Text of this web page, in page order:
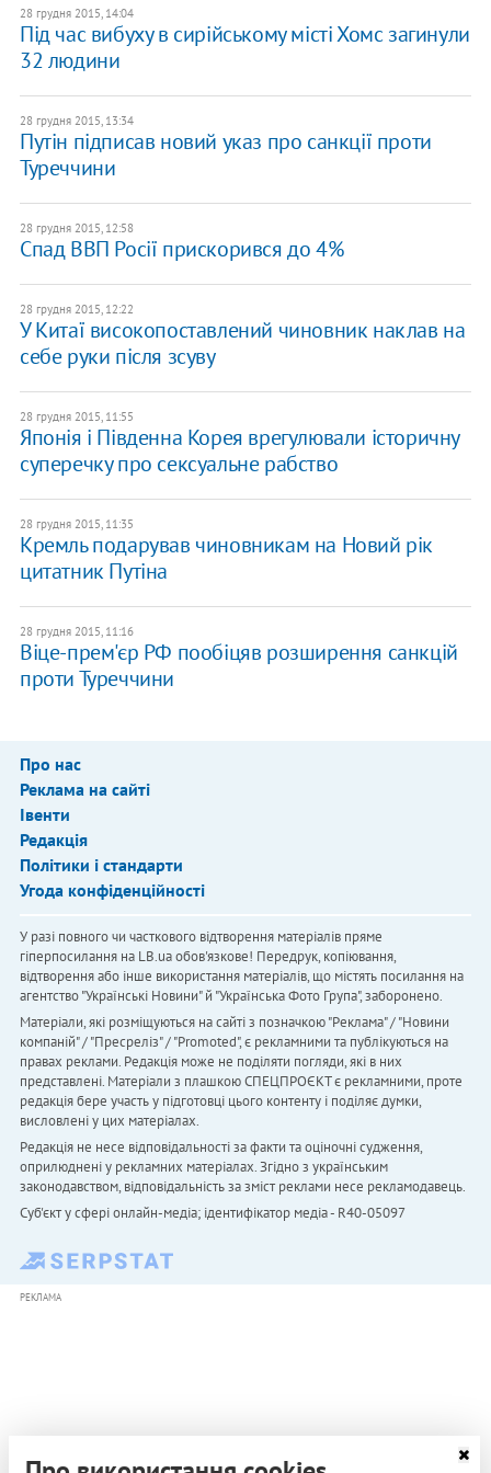
28 грудня 2015, 14:04
Під час вибуху в сирійському місті Хомс загинули
32 людини
28 грудня 2015, 13:34
Путін підписав новий указ про санкції проти
Туреччини
28 грудня 2015, 12:58
Спад ВВП Росії прискорився до 4%
28 грудня 2015, 12:22
У Китаї високопоставлений чиновник наклав на
себе руки після зсуву
28 грудня 2015, 11:55
Японія і Південна Корея врегулювали історичну
суперечку про сексуальне рабство
28 грудня 2015, 11:35
Кремль подарував чиновникам на Новий рік
цитатник Путіна
28 грудня 2015, 11:16
Віце-прем'єр РФ пообіцяв розширення санкцій
проти Туреччини
Про нас
Реклама на сайті
Івенти
Редакція
Політики і стандарти
Угода конфіденційності
У разі повного чи часткового відтворення матеріалів пряме
гіперпосилання на LB.ua обов'язкове! Передрук, копіювання,
відтворення або інше використання матеріалів, що містять посилання на
агентство "Українськi Новини" й "Українська Фото Група", заборонено.
Матеріали, які розміщуються на сайті з позначкою "Реклама" / "Новини
компаній" / "Пресреліз" / "Promoted", є рекламними та публікуються на
правах реклами. Редакція може не поділяти погляди, які в них
представлені. Матеріали з плашкою СПЕЦПРОЄКТ є рекламними, проте
редакція бере участь у підготовці цього контенту і поділяє думки,
висловлені у цих матеріалах.
Редакція не несе відповідальності за факти та оціночні судження,
оприлюднені у рекламних матеріалах. Згідно з українським
законодавством, відповідальність за зміст реклами несе рекламодавець.
Cуб'єкт у сфері онлайн-медіа; ідентифікатор медіа - R40-05097
РЕКЛАМА